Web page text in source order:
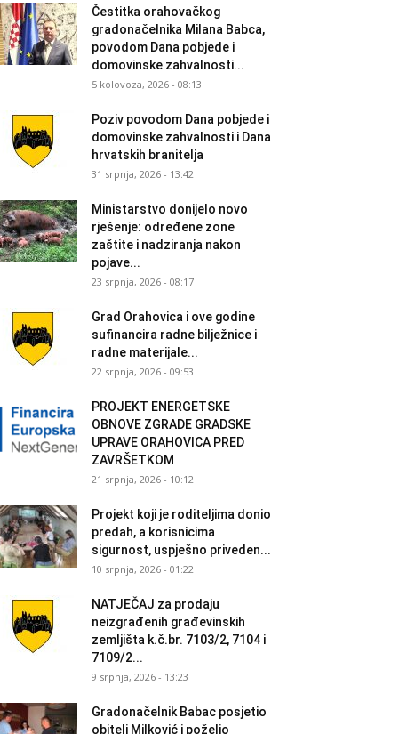
Čestitka orahovačkog
gradonačelnika Milana Babca,
povodom Dana pobjede i
domovinske zahvalnosti...
5 kolovoza, 2026 - 08:13
Poziv povodom Dana pobjede i
domovinske zahvalnosti i Dana
hrvatskih branitelja
31 srpnja, 2026 - 13:42
Ministarstvo donijelo novo
rješenje: određene zone
zaštite i nadziranja nakon
pojave...
23 srpnja, 2026 - 08:17
Grad Orahovica i ove godine
sufinancira radne bilježnice i
radne materijale...
22 srpnja, 2026 - 09:53
PROJEKT ENERGETSKE
OBNOVE ZGRADE GRADSKE
UPRAVE ORAHOVICA PRED
ZAVRŠETKOM
21 srpnja, 2026 - 10:12
Projekt koji je roditeljima donio
predah, a korisnicima
sigurnost, uspješno priveden...
10 srpnja, 2026 - 01:22
NATJEČAJ za prodaju
neizgrađenih građevinskih
zemljišta k.č.br. 7103/2, 7104 i
7109/2...
9 srpnja, 2026 - 13:23
Gradonačelnik Babac posjetio
obitelj Milković i poželio